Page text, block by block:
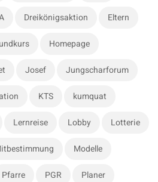
Dreikönigsaktion Eltern
Homepage
Josef Jungscharforum
KTS kumquat
Lernreise Lobby Lotterie
Modelle
Pfarre PGR Planer